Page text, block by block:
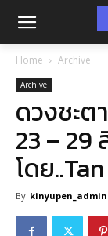
Home Archive
Archive
ดวงชะ
23 – 29
โดย
By kinyupen_admin